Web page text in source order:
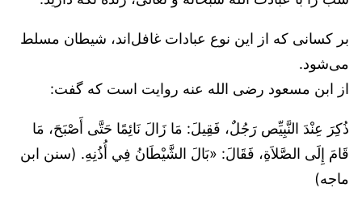
بر کسانی که از این نوع عبادات غافل‌اند، شیطان مسلط
می‌شود.
از ابن مسعود رضی الله عنه روایت است که گفت:
ذُكِرَ عِنْدَ النَّبِيِّص رَجُلٌ، فَقِيلَ: مَا زَالَ نَائِمًا حَتَّى أَصْبَحَ، مَا
قَامَ إِلَى الصَّلاَةِ، فَقَالَ: «بَالَ الشَّيْطَانُ فِي أُذُنِهِ. (سنن ابن
ماجه)